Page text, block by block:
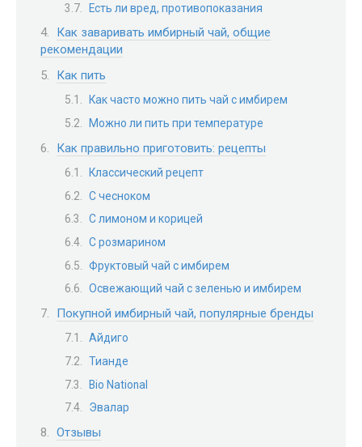
Есть ли вред, противопоказания
Как заваривать имбирный чай, общие
рекомендации
Как пить
Как часто можно пить чай с имбирем
Можно ли пить при температуре
Как правильно приготовить: рецепты
Классический рецепт
С чесноком
С лимоном и корицей
С розмарином
Фруктовый чай с имбирем
Освежающий чай с зеленью и имбирем
Покупной имбирный чай, популярные бренды
Айдиго
Тианде
Bio National
Эвалар
Отзывы